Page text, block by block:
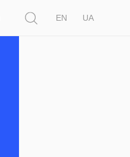
EN
UA